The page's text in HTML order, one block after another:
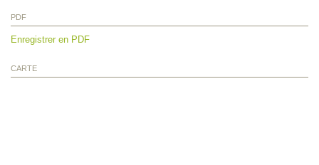
PDF
Enregistrer en PDF
CARTE